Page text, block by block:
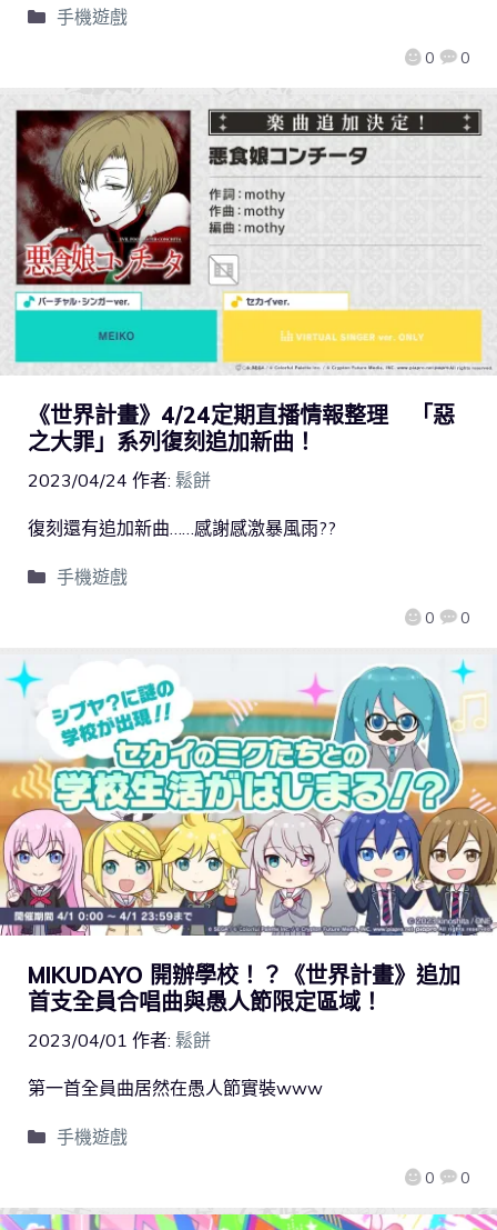
0 0
手機遊戲
《世界計畫》4/24定期直播情報整理 「惡
之大罪」系列復刻追加新曲！
2023/04/24 作者: 鬆餅
0 0
復刻還有追加新曲……感謝感激暴風雨??
手機遊戲
MIKUDAYO 開辦學校！？《世界計畫》追加
首支全員合唱曲與愚人節限定區域！
2023/04/01 作者: 鬆餅
0 0
第一首全員曲居然在愚人節實裝www
手機遊戲